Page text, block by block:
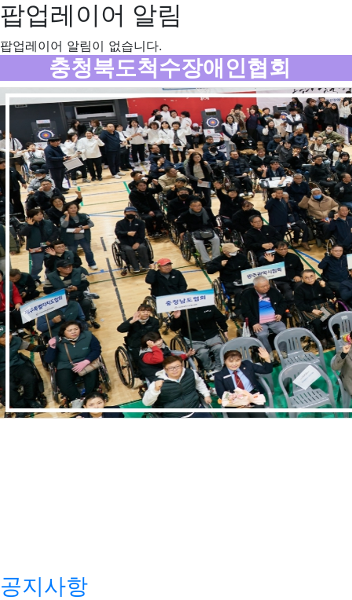
팝업레이어 알림
팝업레이어 알림이 없습니다.
메뉴충청북도척수장애인협회
Previous Next
공지사항